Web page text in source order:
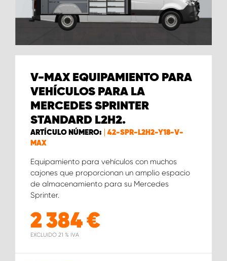
V-MAX EQUIPAMIENTO PARA
VEHÍCULOS PARA LA
MERCEDES SPRINTER
STANDARD L2H2.
ARTÍCULO NÚMERO:
42-SPR-L2H2-Y18-V-
MAX
Equipamiento para vehículos con muchos
cajones que proporcionan un amplio espacio
de almacenamiento para su Mercedes
Sprinter.
2 384€
EXCLUIDO 21 % IVA